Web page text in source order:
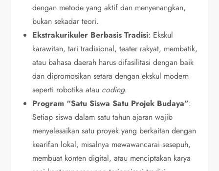
dengan metode yang aktif dan menyenangkan,
bukan sekadar teori.
Ekstrakurikuler Berbasis Tradisi: Ekskul
karawitan, tari tradisional, teater rakyat, membatik,
atau bahasa daerah harus difasilitasi dengan baik
dan dipromosikan setara dengan ekskul modern
seperti robotika atau coding.
Program “Satu Siswa Satu Projek Budaya”:
Setiap siswa dalam satu tahun ajaran wajib
menyelesaikan satu proyek yang berkaitan dengan
kearifan lokal, misalnya mewawancarai sesepuh,
membuat konten digital, atau menciptakan karya